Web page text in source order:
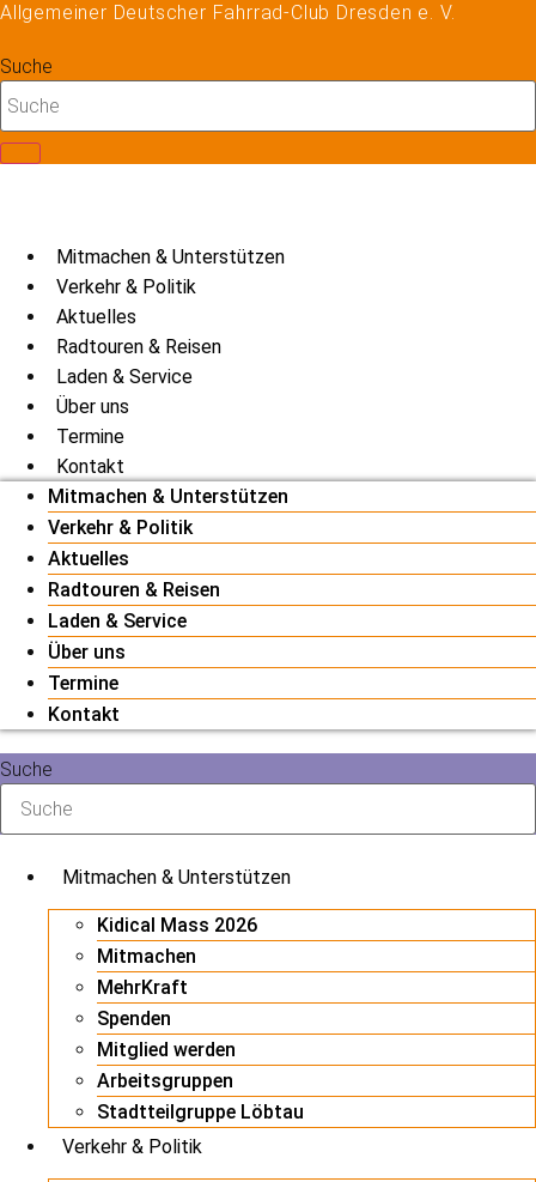
Zum
springen
Allgemeiner Deutscher Fahrrad-Club Dresden e. V.
Suche
Mitmachen & Unterstützen
Verkehr & Politik
Aktuelles
Radtouren & Reisen
Laden & Service
Über uns
Termine
Kontakt
Mitmachen & Unterstützen
Verkehr & Politik
Aktuelles
Radtouren & Reisen
Laden & Service
Über uns
Termine
Kontakt
Suche
Mitmachen & Unterstützen
Kidical Mass 2026
Mitmachen
MehrKraft
Spenden
Mitglied werden
Arbeitsgruppen
Stadtteilgruppe Löbtau
Verkehr & Politik